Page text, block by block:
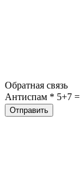
Обратная связь
Антиспам * 5+7 =